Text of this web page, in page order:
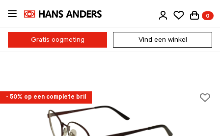
Ga
naar
inhoud
0
Gratis oogmeting Vind een winkel
- 50% op een complete bril